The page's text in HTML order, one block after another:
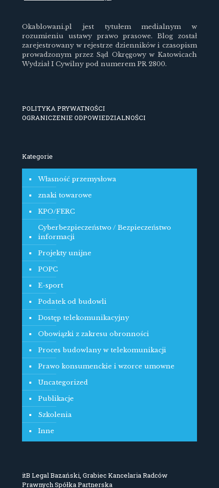
Okablowani.pl jest tytułem medialnym w
rozumieniu ustawy prawo prasowe. Blog został
zarejestrowany w rejestrze dzienników i czasopism
prowadzonym przez Sąd Okręgowy w Katowicach
Wydział I Cywilny pod numerem PR 2800.
POLITYKA PRYWATNOŚCI
OGRANICZENIE ODPOWIEDZIALNOŚCI
Kategorie
Własność przemysłowa
znaki towarowe
KPO/FERC
Cyberbezpieczeństwo / Bezpieczeństwo
informacji
Projekty unijne
POPC
E-sport
Podatek od budowli
Dostęp telekomunikacyjny
Obowiązki z zakresu obronności
Proces budowlany w telekomunikacji
Prawo konsumenckie i wzorce umowne
Uncategorized
Publikacje
Szkolenia
Inne
itB Legal Bazański, Grabiec Kancelaria Radców
Prawnych Spółka Partnerska